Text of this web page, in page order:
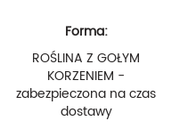
Forma:
ROŚLINA Z GOŁYM
KORZENIEM -
zabezpieczona na czas
dostawy